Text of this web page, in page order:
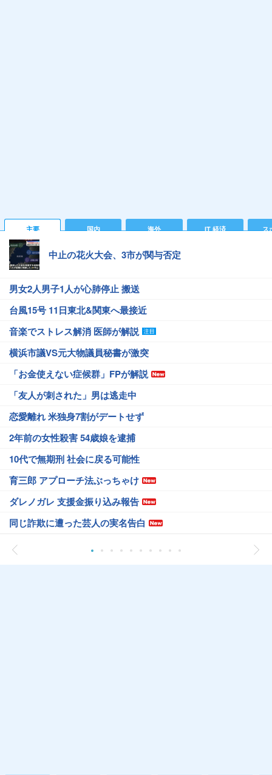
主要 国内 海外 IT 経済 ス
中止の花火大会、3市が関与否定
男女2人男子1人が心肺停止 搬送
台風15号 11日東北&関東へ最接近
音楽でストレス解消 医師が解説
横浜市議VS元大物議員秘書が激突
「お金使えない症候群」FPが解説
「友人が刺された」男は逃走中
恋愛離れ 米独身7割がデートせず
2年前の女性殺害 54歳娘を逮捕
10代で無期刑 社会に戻る可能性
育三郎 アプローチ法ぶっちゃけ
ダレノガレ 支援金振り込み報告
同じ詐欺に遭った芸人の実名告白